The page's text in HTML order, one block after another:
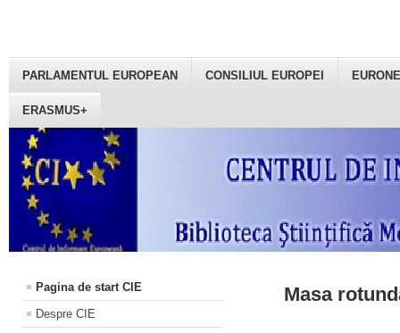
PARLAMENTUL EUROPEAN CONSILIUL EUROPEI
ERASMUS+
Pagina de start CIE
Despre CIE
Masa